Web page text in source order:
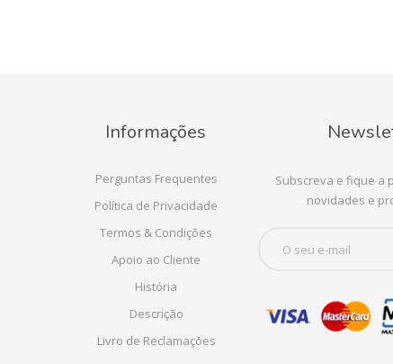
Informações
Perguntas Frequentes
Política de Privacidade
Termos & Condições
Apoio ao Cliente
História
Descrição
Livro de Reclamações
Subscreva e fique a
novidades e